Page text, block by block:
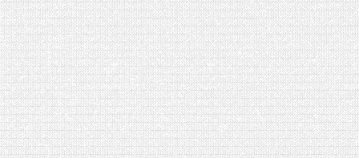
[VIDÉO] OBJECTIF POIDS SANTÉ #67 : L’AVIS
DES AUTRES, CE N’EST QUE LA VIE DES
AUTRES
[VIDÉO] UNBOXING : LES MY LITTLE &
BIOTYFULL BOX DES MOIS DE FÉVRIER ET
MARS 2024 FEAT. AKILA
[VIDÉO] LA SÉLECTION DU MOIS
#JANVIER2024
[VIDÉO] HELLOFRESH #34 : IDÉES